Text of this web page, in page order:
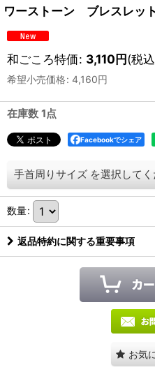
ワーストーン ブレスレット
和ごころ特価: 3,110円(税
希望小売価格: 4,160円
在庫数 1点
Facebookでシェア
手首周りサイズ を選択して
数量:
返品特約に関する重要事項
お気